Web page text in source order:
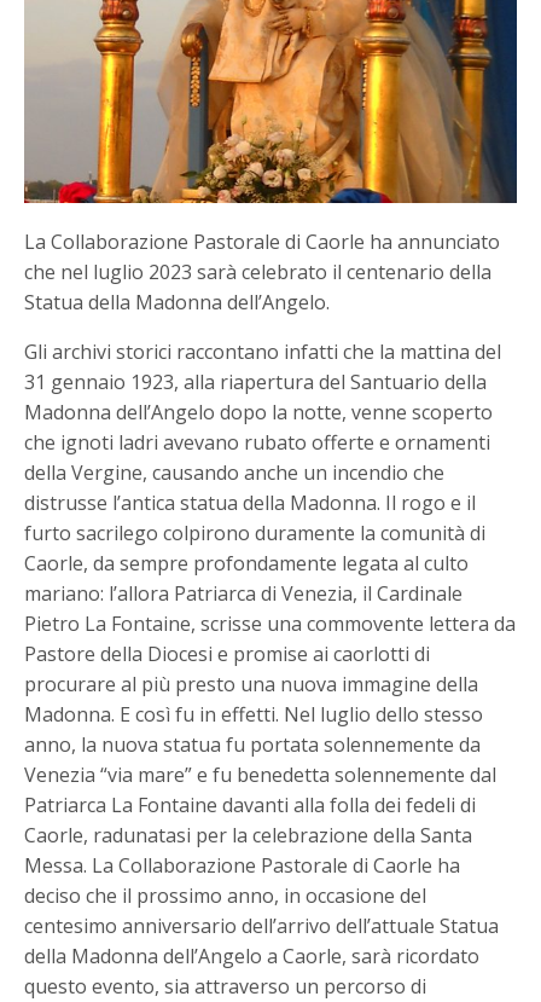
La Collaborazione Pastorale di Caorle ha annunciato
che nel luglio 2023 sarà celebrato il centenario della
Statua della Madonna dell’Angelo.
Gli archivi storici raccontano infatti che la mattina del
31 gennaio 1923, alla riapertura del Santuario della
Madonna dell’Angelo dopo la notte, venne scoperto
che ignoti ladri avevano rubato offerte e ornamenti
della Vergine, causando anche un incendio che
distrusse l’antica statua della Madonna. Il rogo e il
furto sacrilego colpirono duramente la comunità di
Caorle, da sempre profondamente legata al culto
mariano: l’allora Patriarca di Venezia, il Cardinale
Pietro La Fontaine, scrisse una commovente lettera da
Pastore della Diocesi e promise ai caorlotti di
procurare al più presto una nuova immagine della
Madonna. E così fu in effetti. Nel luglio dello stesso
anno, la nuova statua fu portata solennemente da
Venezia “via mare” e fu benedetta solennemente dal
Patriarca La Fontaine davanti alla folla dei fedeli di
Caorle, radunatasi per la celebrazione della Santa
Messa. La Collaborazione Pastorale di Caorle ha
deciso che il prossimo anno, in occasione del
centesimo anniversario dell’arrivo dell’attuale Statua
della Madonna dell’Angelo a Caorle, sarà ricordato
questo evento, sia attraverso un percorso di